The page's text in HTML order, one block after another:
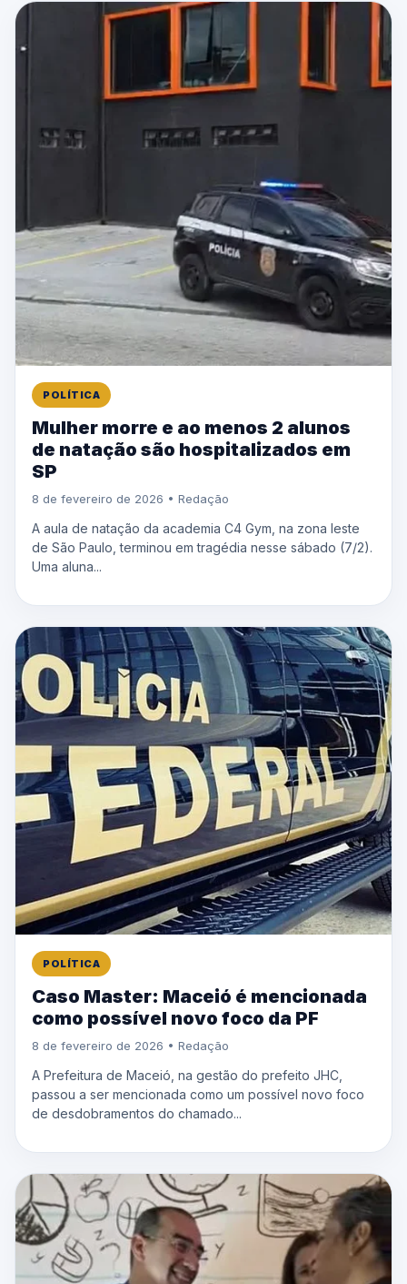
POLÍTICA
Mulher morre e ao menos 2 alunos
de natação são hospitalizados em
SP
8 de fevereiro de 2026 • Redação
A aula de natação da academia C4 Gym, na zona leste
de São Paulo, terminou em tragédia nesse sábado (7/2).
Uma aluna...
POLÍTICA
Caso Master: Maceió é mencionada
como possível novo foco da PF
8 de fevereiro de 2026 • Redação
A Prefeitura de Maceió, na gestão do prefeito JHC,
passou a ser mencionada como um possível novo foco
de desdobramentos do chamado...